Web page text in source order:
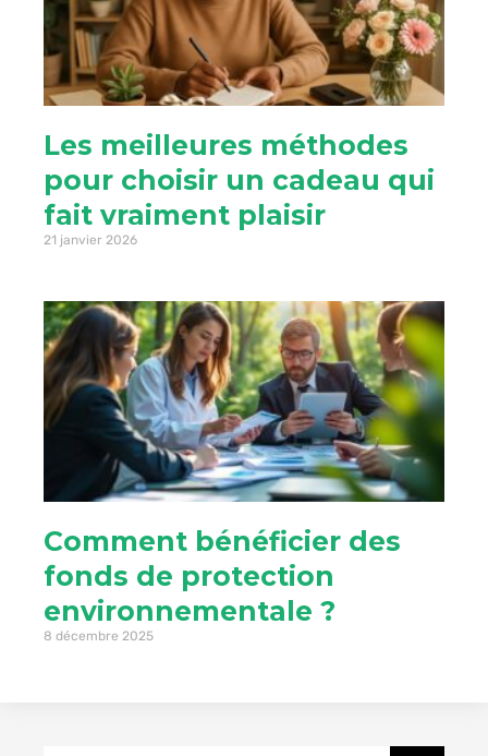
Les meilleures méthodes
pour choisir un cadeau qui
fait vraiment plaisir
21 janvier 2026
Comment bénéficier des
fonds de protection
environnementale ?
8 décembre 2025